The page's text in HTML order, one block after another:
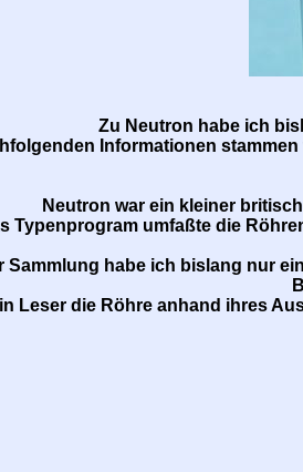
Zu Neutron habe ich
Informationen stammen
Neutron war ein kleiner
Typenprogram umfaßte die
Sammlung habe ich bislang nur
Leser die Röhre anhand ihres